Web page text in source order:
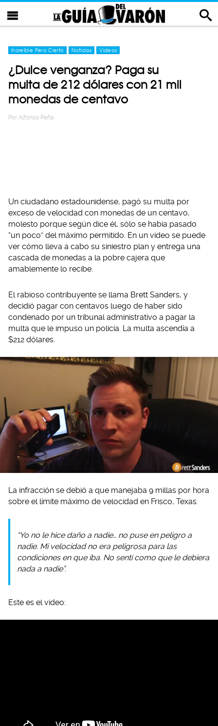
Increíble Pero Cierto Noticias Videos
¿Dulce venganza? Paga su
multa de 212 dólares con 21 mil
monedas de centavo
Por Alfonso Peña
Un ciudadano estadounidense, pagó su multa por
exceso de velocidad con monedas de un centavo,
molesto porque según dice él, sólo se había pasado
“un poco” del máximo permitido. En un video se puede
ver cómo lleva a cabo su siniestro plan y entrega una
cascada de monedas a la pobre cajera que
amablemente lo recibe.
El rabioso contribuyente se llama Brett Sanders, y
decidió pagar con centavos luego de haber sido
condenado por un tribunal administrativo a pagar la
multa que le impuso un policía. La multa ascendía a
$212 dólares.
La infracción se debió a que manejaba 9 millas por hora
sobre el límite máximo de velocidad en Frisco, Texas.
“Yo no le hice daño a nadie… no puse en peligro a
nadie. Mi velocidad no era peligrosa para las
condiciones en que iba. No sentí como que le debiera
nada a nadie”.
Este es el video: